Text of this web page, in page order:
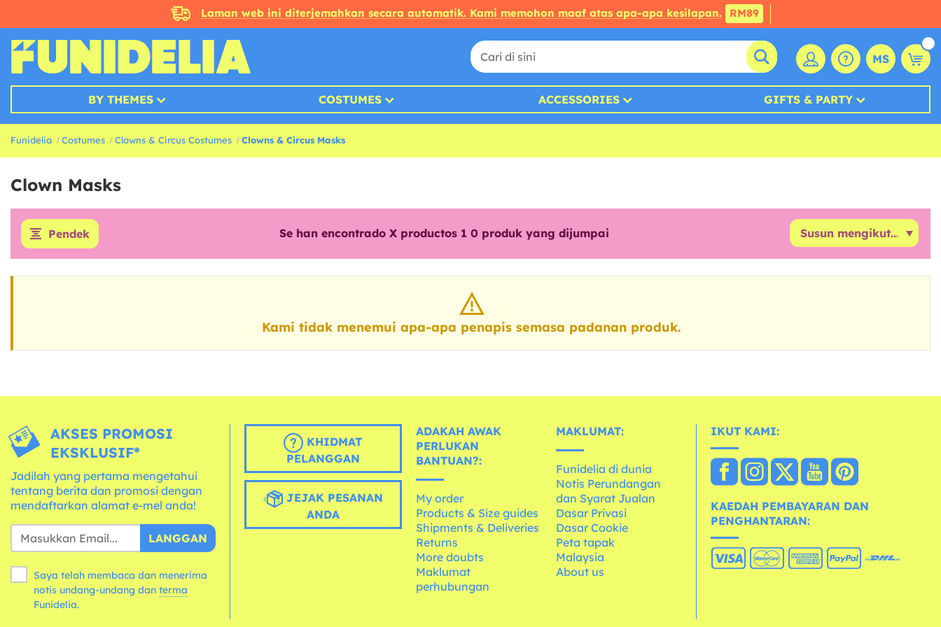
Laman web ini diterjemahkan secara automatik. Kami memohon maaf atas apa-apa kesilapan. RM89
MS
BY THEMES COSTUMES ACCESSORIES GIFTS & PARTY
Funidelia Costumes Clowns & Circus Costumes Clowns & Circus Masks
Clown Masks
Pendek Se han encontrado X productos 1 0 produk yang dijumpai
Kami tidak menemui apa-apa penapis semasa padanan produk.
AKSES PROMOSI
EKSKLUSIF*
Jadilah yang pertama mengetahui
tentang berita dan promosi dengan
mendaftarkan alamat e-mel anda!
LANGGAN
Saya telah membaca dan menerima
notis undang-undang dan terma
Funidelia.
KHIDMAT
PELANGGAN
JEJAK PESANAN
ANDA
ADAKAH AWAK
PERLUKAN
BANTUAN?:
My order
Products & Size guides
Shipments & Deliveries
Returns
More doubts
Maklumat
perhubungan
MAKLUMAT:
Funidelia di dunia
Notis Perundangan
dan Syarat Jualan
Dasar Privasi
Dasar Cookie
Peta tapak
Malaysia
About us
IKUT KAMI:
KAEDAH PEMBAYARAN DAN
PENGHANTARAN: